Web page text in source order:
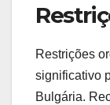
Restrições
significativo
Bulgária.